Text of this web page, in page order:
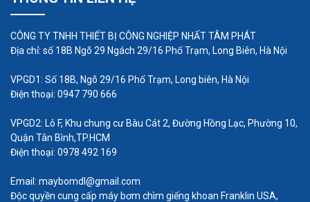
dầu 1 số khớp nối, kiểm tra bình chứa nước, 1
thay bi nếu như vòng bi bị bẩn.
CÔNG TY TNHH THIẾT BỊ CÔNG NGHIỆP NHẤT TÂM PHÁT
Địa chỉ: số 18B Ngõ 29 Ngách 29/16 Phố Trạm, Long Biên, Hà Nội
VPGD1: Số 18B, Ngõ 29/16 Phố Trạm, Long biên, Hà Nội
Điện thoại: 0947 790 666
VPGD2: Lô F, Khu chung cư Bàu Cát 2, Đường Hồng Lạc, Phường 10,
Quận Tân Bình,TP.HCM
Điện thoại: 0978 492 169
Email: maybomdl@gmail.com
Độc quyền cung cấp máy bơm chìm giếng khoan Franklin USA,